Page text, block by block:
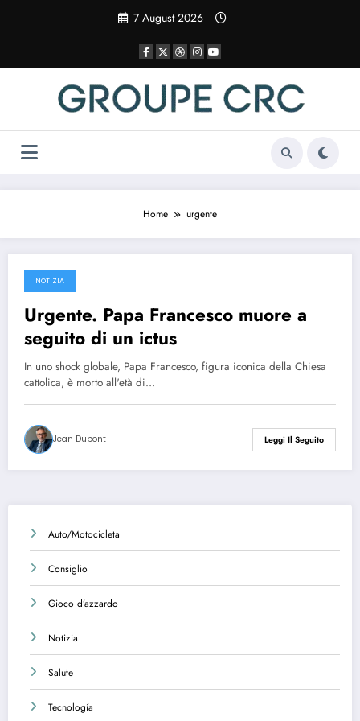
7 August 2026
Home urgente
22 April 2025
NOTIZIA
Urgente. Papa Francesco muore a
seguito di un ictus
In uno shock globale, Papa Francesco, figura iconica della Chiesa
cattolica, è morto all'età di…
Jean Dupont Leggi Il Seguito
Auto/Motocicleta
Consiglio
Gioco d’azzardo
Notizia
Salute
Tecnología